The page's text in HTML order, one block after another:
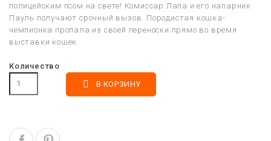
полицейским псом на свете! Комиссар Лапа и его напарник
Пауль получают срочный вызов. Породистая кошка-
чемпионка пропала из своей переноски прямо во время
выставки кошек.
Количество
 В КОРЗИНУ